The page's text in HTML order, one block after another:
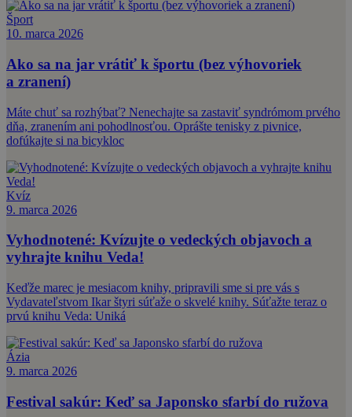
Šport
10. marca 2026
Ako sa na jar vrátiť k športu (bez výhovoriek
a zranení)
Máte chuť sa rozhýbať? Nenechajte sa zastaviť syndrómom prvého
dňa, zranením ani pohodlnosťou. Oprášte tenisky z pivnice,
dofúkajte si na bicykloc
Kvíz
9. marca 2026
Vyhodnotené: Kvízujte o vedeckých objavoch a
vyhrajte knihu Veda!
Keďže marec je mesiacom knihy, pripravili sme si pre vás s
Vydavateľstvom Ikar štyri súťaže o skvelé knihy. Súťažte teraz o
prvú knihu Veda: Uniká
Ázia
9. marca 2026
Festival sakúr: Keď sa Japonsko sfarbí do ružova